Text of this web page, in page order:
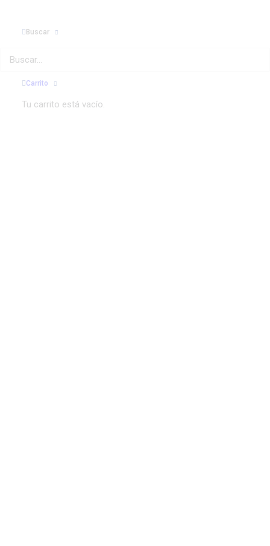
Buscar
Carrito
Tu carrito está vacío.